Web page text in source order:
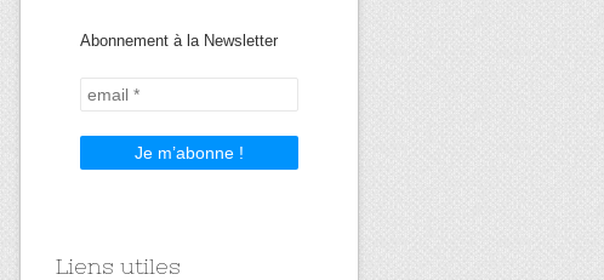
Abonnement à la Newsletter
Liens utiles